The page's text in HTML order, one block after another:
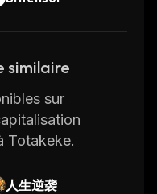
similaire
sur
Totakeke.
人生逆袭